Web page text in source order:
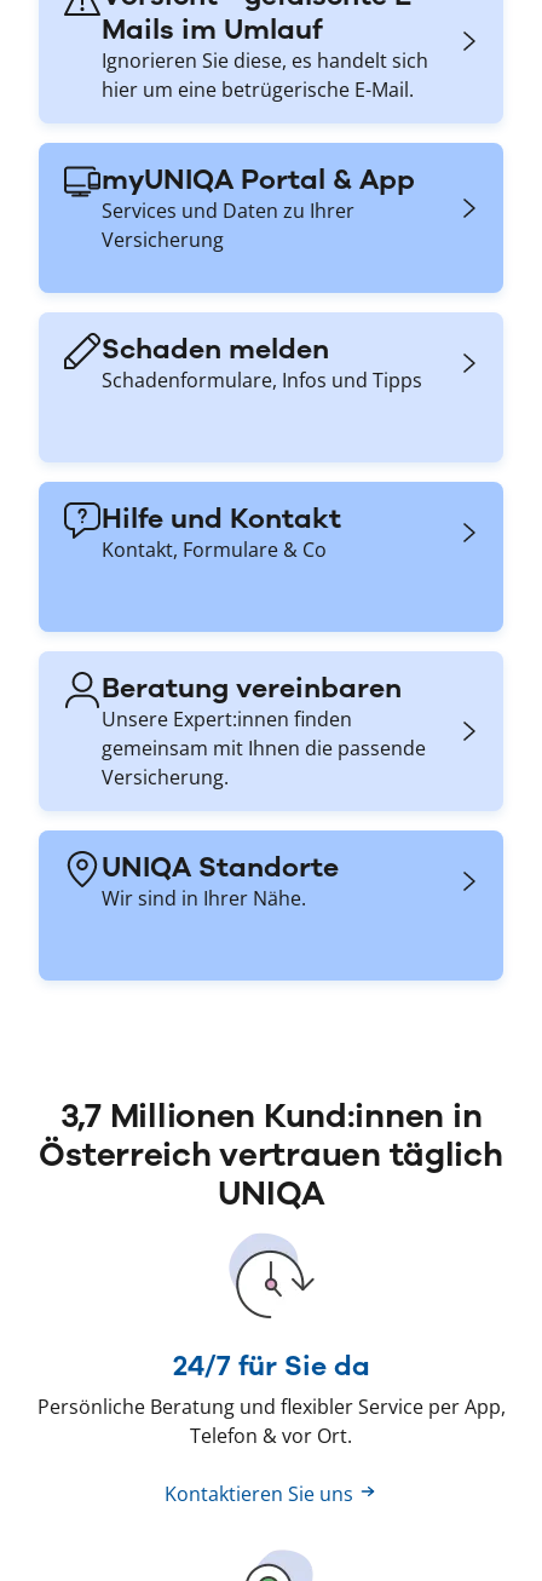
Mails im Umlauf
Ignorieren Sie diese, es handelt sich
hier um eine betrügerische E-Mail.
myUNIQA Portal & App
Services und Daten zu Ihrer
Versicherung
Schaden melden
Schadenformulare, Infos und Tipps
Hilfe und Kontakt
Kontakt, Formulare & Co
Beratung vereinbaren
Unsere Expert:innen finden
gemeinsam mit Ihnen die passende
Versicherung.
UNIQA Standorte
Wir sind in Ihrer Nähe.
3,7 Millionen Kund:innen in
Österreich vertrauen täglich
UNIQA
24/7 für Sie da
Persönliche Beratung und flexibler Service per App,
Telefon & vor Ort.
Kontaktieren Sie uns